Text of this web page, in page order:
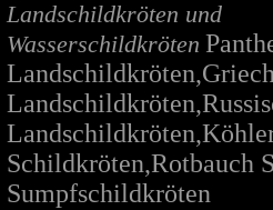
Landschildkröten und
Wasserschildkröten
Schildkröten,Rotbauch
Sumpfschildkröten